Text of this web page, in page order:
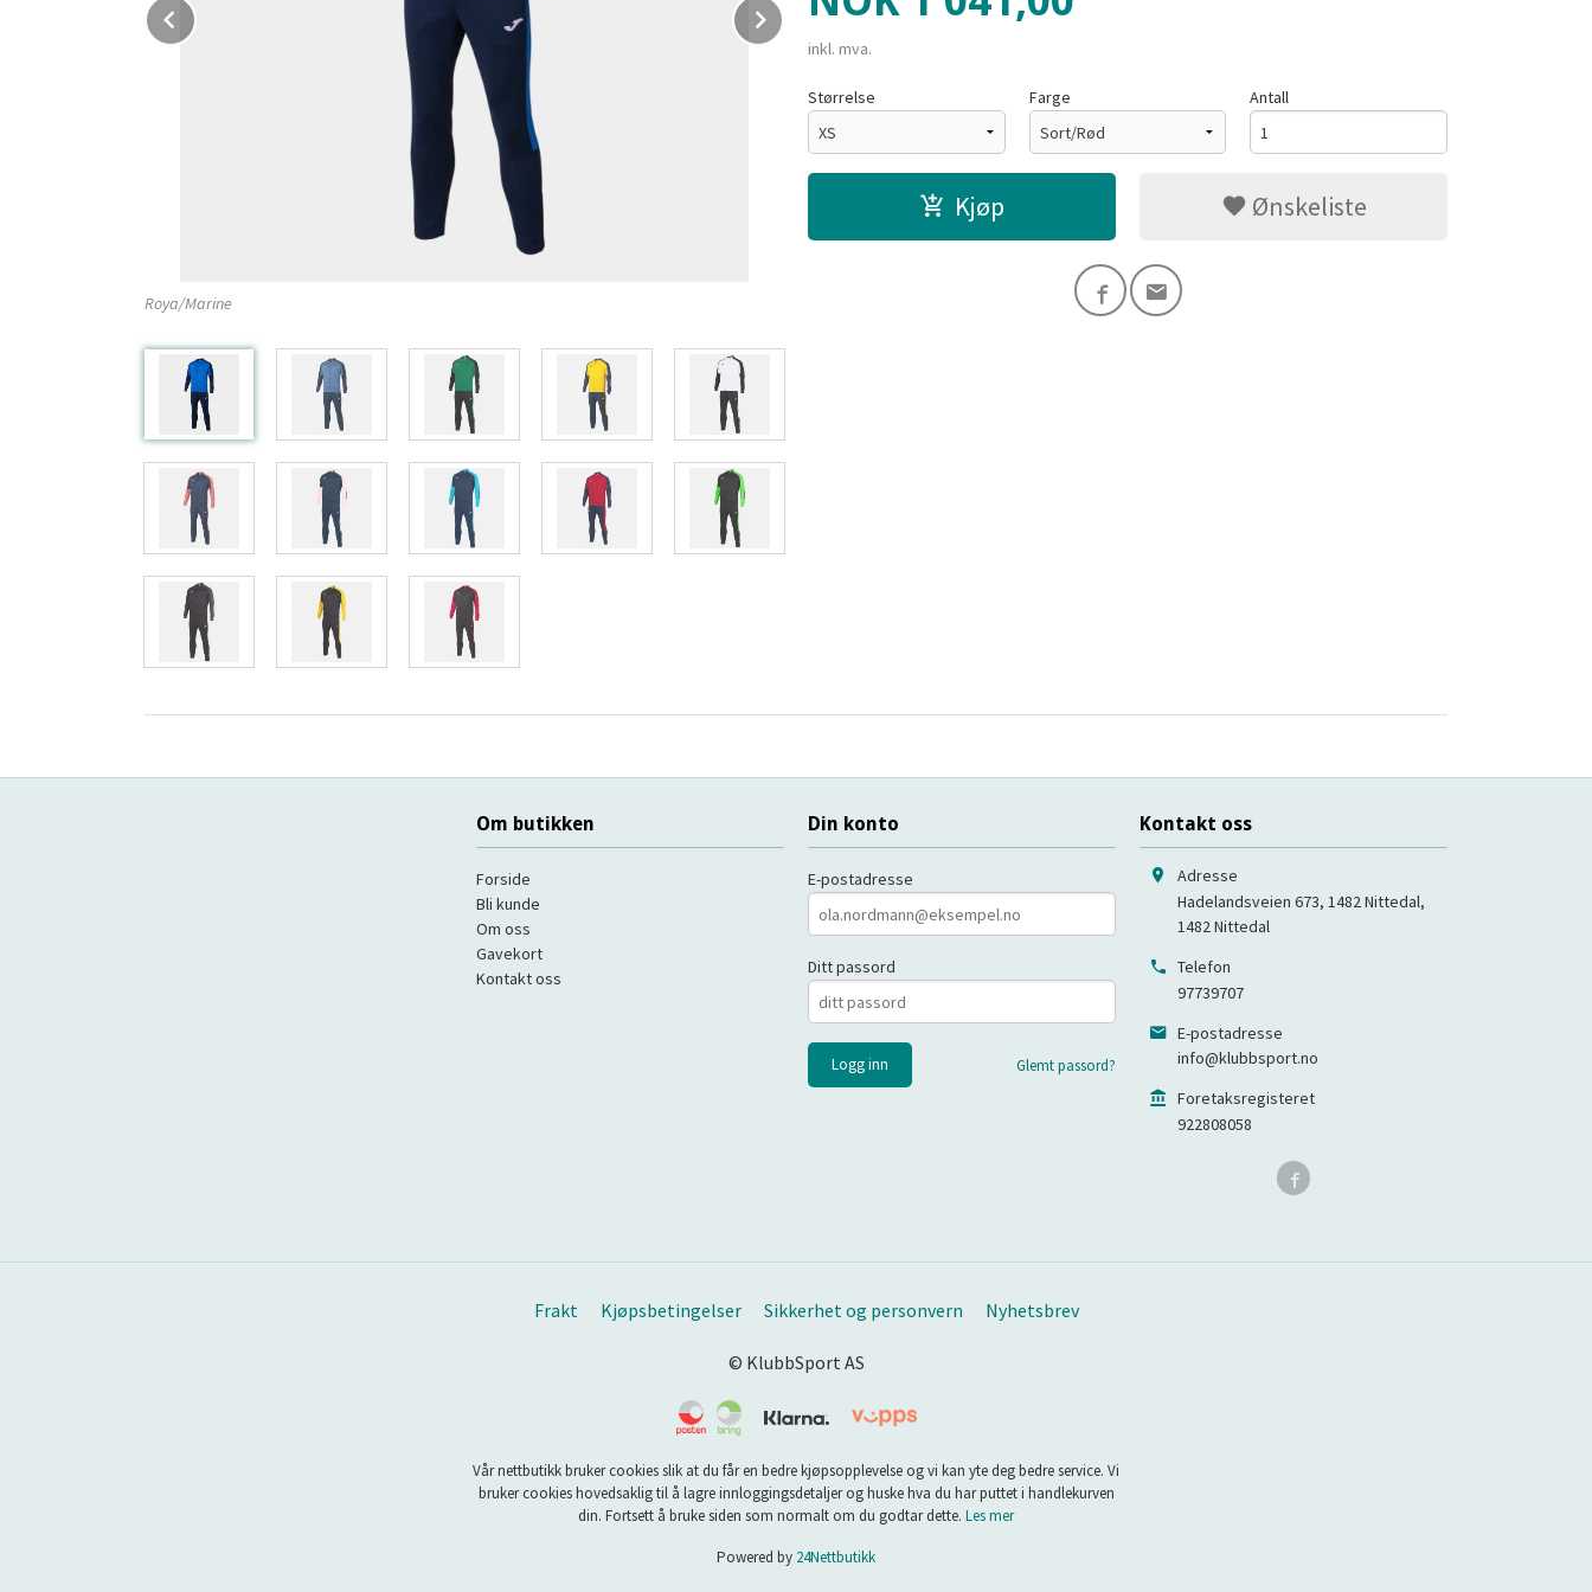
Roya/Marine
Next
inkl. mva.
Størrelse Farge Antall
Kjøp Ønskeliste
Om butikken
Forside
Bli kunde
Om oss
Gavekort
Kontakt oss
Din konto
E-postadresse
Ditt passord
Glemt passord?
Kontakt oss
Adresse
Hadelandsveien 673, 1482 Nittedal,
1482Nittedal
Telefon
97739707
E-postadresse
info@klubbsport.no
Foretaksregisteret
922808058
Frakt Kjøpsbetingelser Sikkerhet og personvern Nyhetsbrev
© KlubbSport AS
Vår nettbutikk bruker cookies slik at du får en bedre kjøpsopplevelse og vi kan yte deg bedre service. Vi
bruker cookies hovedsaklig til å lagre innloggingsdetaljer og huske hva du har puttet i handlekurven
din. Fortsett å bruke siden som normalt om du godtar dette. Les mer
Powered by 24Nettbutikk